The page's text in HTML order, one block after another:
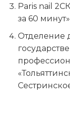
Paris nail
за 60 минут»
Отделение